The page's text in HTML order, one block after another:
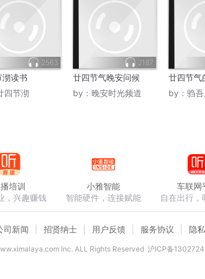
2563
沏读书
四节沏
2187
廿四节气晚安问候
by： 晚安时光频道
廿四节气
by： 驺
培训
，兴趣赚钱
小雅智能
智能硬件，连接赋能
车联网
自在出行，
司新闻 招贤纳士 用户反馈 服务协议 隐
lnc. ALL Rights Reserved 沪ICP备